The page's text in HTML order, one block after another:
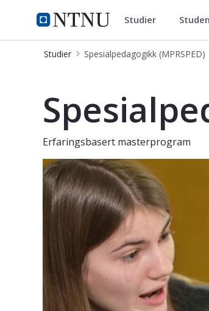
NTNU Hjemmeside
Spesialpedagogikk
Studier
Studier Spesialpedagogikk (MPRSPED)
Erfaringsbasert masterprogram